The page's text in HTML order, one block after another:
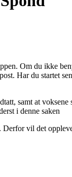
Om du ikke
Har du startet
samt at
i denne saken
vil det